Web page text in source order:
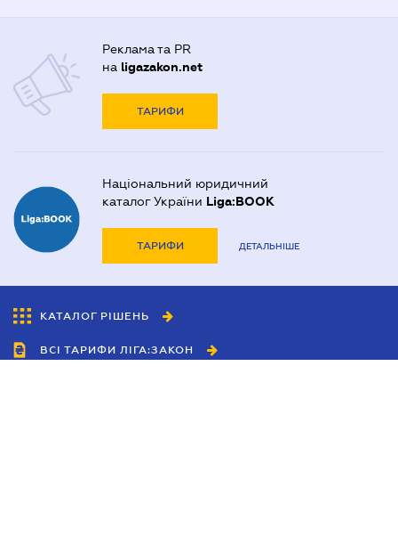
Реклама та PR
на ligazakon.net
ТАРИФИ
Національний юридичний
каталог України Liga:BOOK
ТАРИФИ ДЕТАЛЬНІШЕ
КАТАЛОГ РІШЕНЬ
ВСІ ТАРИФИ ЛІГА:ЗАКОН